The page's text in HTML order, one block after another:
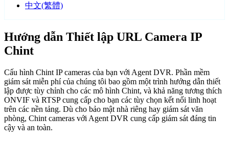
中文(繁體)
Hướng dẫn Thiết lập URL Camera IP
Chint
Cấu hình Chint IP cameras của bạn với Agent DVR. Phần mềm
giám sát miễn phí của chúng tôi bao gồm một trình hướng dẫn thiết
lập được tùy chỉnh cho các mô hình Chint, và khả năng tương thích
ONVIF và RTSP cung cấp cho bạn các tùy chọn kết nối linh hoạt
trên các nền tảng. Dù cho bảo mật nhà riêng hay giám sát văn
phòng, Chint cameras với Agent DVR cung cấp giám sát đáng tin
cậy và an toàn.